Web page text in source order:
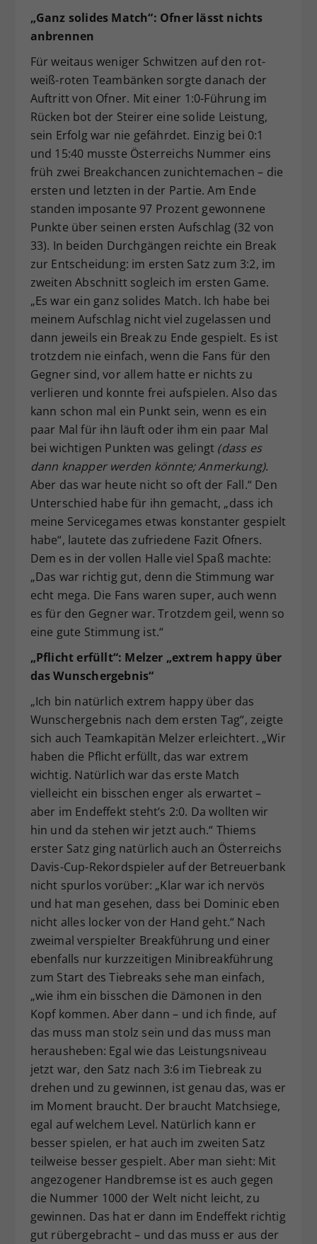
„Ganz solides Match“: Ofner lässt nichts
anbrennen
Für weitaus weniger Schwitzen auf den rot-
weiß-roten Teambänken sorgte danach der
Auftritt von Ofner. Mit einer 1:0-Führung im
Rücken bot der Steirer eine solide Leistung,
sein Erfolg war nie gefährdet. Einzig bei 0:1
und 15:40 musste Österreichs Nummer eins
früh zwei Breakchancen zunichtemachen – die
ersten und letzten in der Partie. Am Ende
standen imposante 97 Prozent gewonnene
Punkte über seinen ersten Aufschlag (32 von
33). In beiden Durchgängen reichte ein Break
zur Entscheidung: im ersten Satz zum 3:2, im
zweiten Abschnitt sogleich im ersten Game.
„Es war ein ganz solides Match. Ich habe bei
meinem Aufschlag nicht viel zugelassen und
dann jeweils ein Break zu Ende gespielt. Es ist
trotzdem nie einfach, wenn die Fans für den
Gegner sind, vor allem hatte er nichts zu
verlieren und konnte frei aufspielen. Also das
kann schon mal ein Punkt sein, wenn es ein
paar Mal für ihn läuft oder ihm ein paar Mal
bei wichtigen Punkten was gelingt (dass es
dann knapper werden könnte; Anmerkung).
Aber das war heute nicht so oft der Fall.“ Den
Unterschied habe für ihn gemacht, „dass ich
meine Servicegames etwas konstanter gespielt
habe“, lautete das zufriedene Fazit Ofners.
Dem es in der vollen Halle viel Spaß machte:
„Das war richtig gut, denn die Stimmung war
echt mega. Die Fans waren super, auch wenn
es für den Gegner war. Trotzdem geil, wenn so
eine gute Stimmung ist.“
„Pflicht erfüllt“: Melzer „extrem happy über
das Wunschergebnis“
„Ich bin natürlich extrem happy über das
Wunschergebnis nach dem ersten Tag“, zeigte
sich auch Teamkapitän Melzer erleichtert. „Wir
haben die Pflicht erfüllt, das war extrem
wichtig. Natürlich war das erste Match
vielleicht ein bisschen enger als erwartet –
aber im Endeffekt steht’s 2:0. Da wollten wir
hin und da stehen wir jetzt auch.“ Thiems
erster Satz ging natürlich auch an Österreichs
Davis-Cup-Rekordspieler auf der Betreuerbank
nicht spurlos vorüber: „Klar war ich nervös
und hat man gesehen, dass bei Dominic eben
nicht alles locker von der Hand geht.“ Nach
zweimal verspielter Breakführung und einer
ebenfalls nur kurzzeitigen Minibreakführung
zum Start des Tiebreaks sehe man einfach,
„wie ihm ein bisschen die Dämonen in den
Kopf kommen. Aber dann – und ich finde, auf
das muss man stolz sein und das muss man
herausheben: Egal wie das Leistungsniveau
jetzt war, den Satz nach 3:6 im Tiebreak zu
drehen und zu gewinnen, ist genau das, was er
im Moment braucht. Der braucht Matchsiege,
egal auf welchem Level. Natürlich kann er
besser spielen, er hat auch im zweiten Satz
teilweise besser gespielt. Aber man sieht: Mit
angezogener Handbremse ist es auch gegen
die Nummer 1000 der Welt nicht leicht, zu
gewinnen. Das hat er dann im Endeffekt richtig
gut rübergebracht – und das muss er aus der